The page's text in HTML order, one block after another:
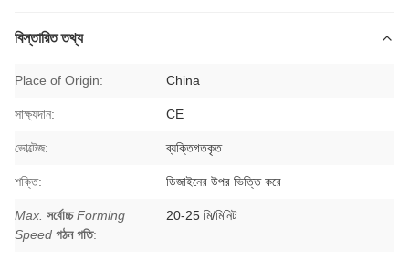
বিস্তারিত তথ্য
Place of Origin: China
সাক্ষ্যদান: CE
ভোল্টেজ: ব্যক্তিগতকৃত
শক্তি: ডিজাইনের উপর ভিত্তি করে
Max. সর্বোচ্চ Forming
Speed গঠন গতি:
20-25 মি/মিনিট